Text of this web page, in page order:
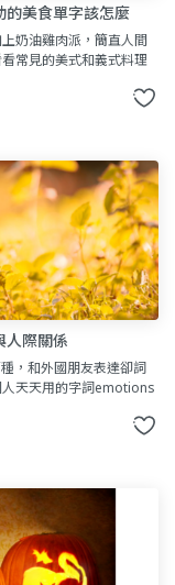
美食單字該怎麼
奶油雞肉派，簡直人間
常見的美式和義式料理
人際關係
，和外國朋友表達卻詞
天天用的字詞emotions